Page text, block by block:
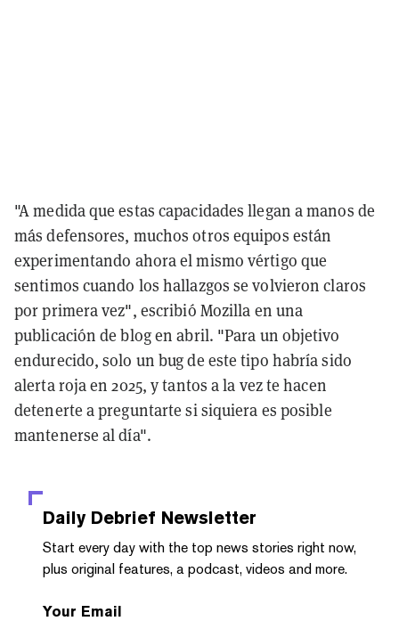
"A medida que estas capacidades llegan a manos de
más defensores, muchos otros equipos están
experimentando ahora el mismo vértigo que
sentimos cuando los hallazgos se volvieron claros
por primera vez", escribió Mozilla en una
publicación de blog en abril. "Para un objetivo
endurecido, solo un bug de este tipo habría sido
alerta roja en 2025, y tantos a la vez te hacen
detenerte a preguntarte si siquiera es posible
mantenerse al día".
Daily Debrief Newsletter
Start every day with the top news stories right now,
plus original features, a podcast, videos and more.
Your Email